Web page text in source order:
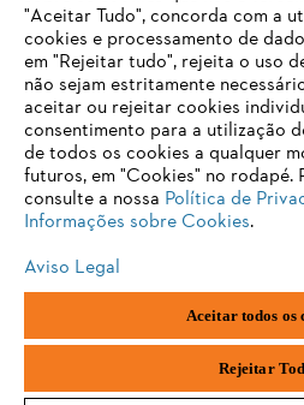
"Aceitar Tudo", concorda com a
cookies e processamento de
em "Rejeitar tudo", rejeita o uso
não sejam estritamente
aceitar ou rejeitar cookies
consentimento para a utilização
de todos os cookies a qualquer
futuros, em "Cookies" no rodapé.
consulte a nossa Política de
Informações sobre Cookies.
Aviso Legal
Aceitar todos os
Rejeitar